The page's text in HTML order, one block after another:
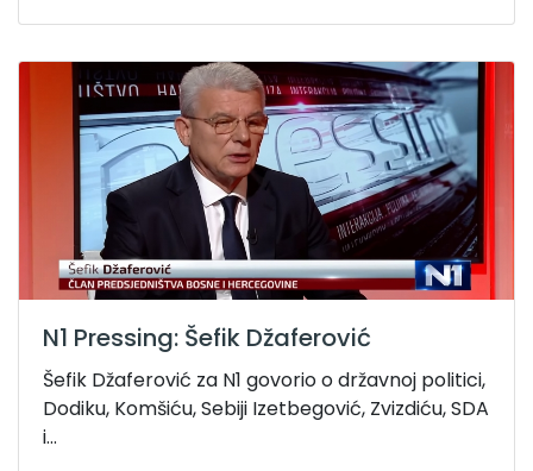
N1 Pressing: Šefik Džaferović
Šefik Džaferović za N1 govorio o državnoj politici,
Dodiku, Komšiću, Sebiji Izetbegović, Zvizdiću, SDA
i...